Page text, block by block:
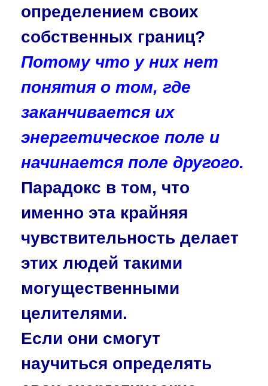
определением своих
собственных границ?
Потому что у них нет
понятия о том, где
заканчивается их
энергетическое поле и
начинается поле другого.
Парадокс в том, что
именно эта крайняя
чувствительность делает
этих людей такими
могуще­ственными
целителями.
Если они смогут
научиться опреде­лять